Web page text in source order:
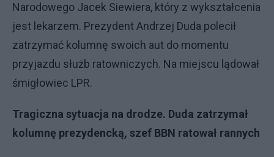
Narodowego Jacek Siewiera, który z wykształcenia
jest lekarzem. Prezydent Andrzej Duda polecił
zatrzymać kolumnę swoich aut do momentu
przyjazdu służb ratowniczych. Na miejscu lądował
śmigłowiec LPR.
Tragiczna sytuacja na drodze. Duda zatrzymał
kolumnę prezydencką, szef BBN ratował rannych